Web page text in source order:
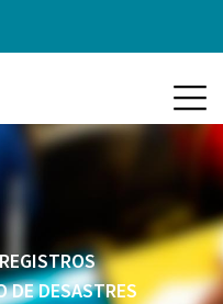
DE DESASTRES